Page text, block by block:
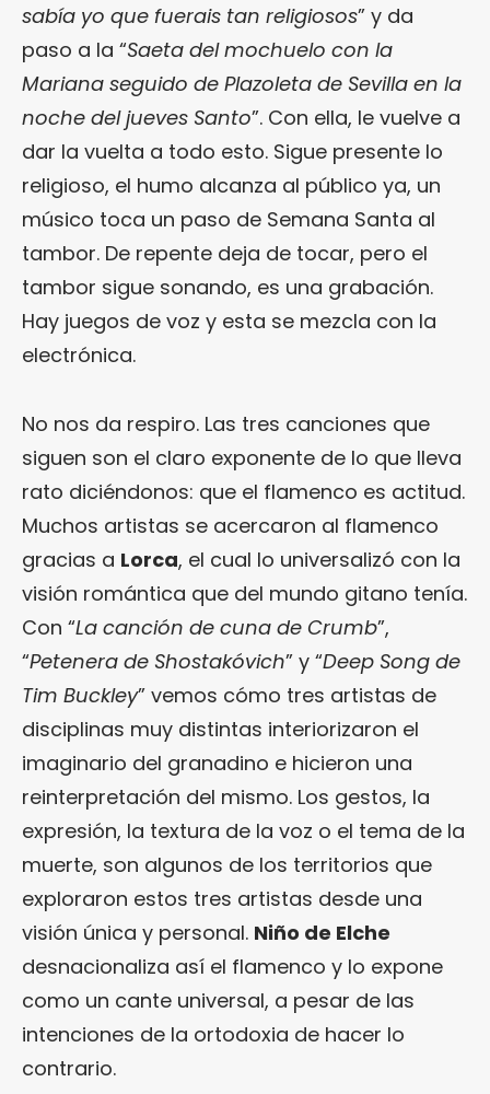
sabía yo que fuerais tan religiosos” y da
paso a la “Saeta del mochuelo con la
Mariana seguido de Plazoleta de Sevilla en la
noche del jueves Santo”. Con ella, le vuelve a
dar la vuelta a todo esto. Sigue presente lo
religioso, el humo alcanza al público ya, un
músico toca un paso de Semana Santa al
tambor. De repente deja de tocar, pero el
tambor sigue sonando, es una grabación.
Hay juegos de voz y esta se mezcla con la
electrónica.
No nos da respiro. Las tres canciones que
siguen son el claro exponente de lo que lleva
rato diciéndonos: que el flamenco es actitud.
Muchos artistas se acercaron al flamenco
gracias a Lorca, el cual lo universalizó con la
visión romántica que del mundo gitano tenía.
Con “La canción de cuna de Crumb”,
“Petenera de Shostakóvich” y “Deep Song de
Tim Buckley” vemos cómo tres artistas de
disciplinas muy distintas interiorizaron el
imaginario del granadino e hicieron una
reinterpretación del mismo. Los gestos, la
expresión, la textura de la voz o el tema de la
muerte, son algunos de los territorios que
exploraron estos tres artistas desde una
visión única y personal. Niño de Elche
desnacionaliza así el flamenco y lo expone
como un cante universal, a pesar de las
intenciones de la ortodoxia de hacer lo
contrario.